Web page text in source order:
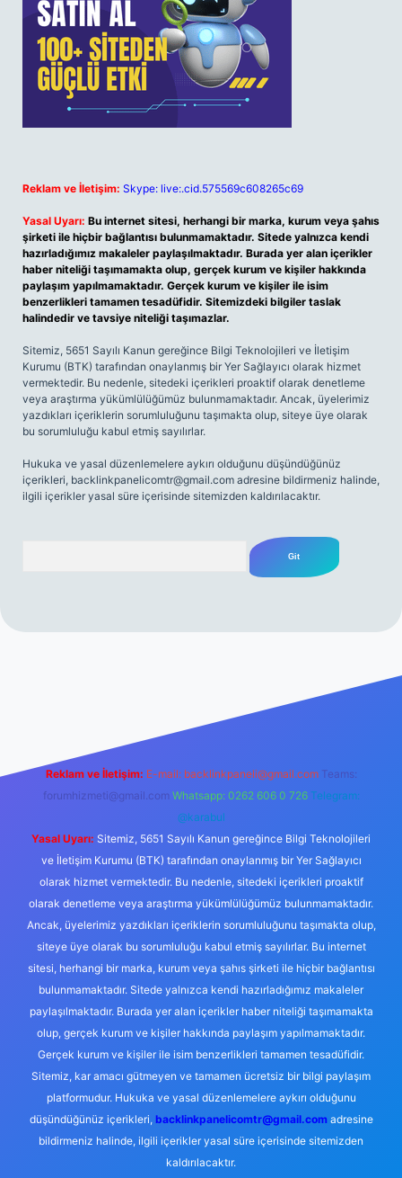
Reklam ve İletişim: Skype: live:.cid.575569c608265c69
Yasal Uyarı: Bu internet sitesi, herhangi bir marka, kurum veya şahıs
şirketi ile hiçbir bağlantısı bulunmamaktadır. Sitede yalnızca kendi
hazırladığımız makaleler paylaşılmaktadır. Burada yer alan içerikler
haber niteliği taşımamakta olup, gerçek kurum ve kişiler hakkında
paylaşım yapılmamaktadır. Gerçek kurum ve kişiler ile isim
benzerlikleri tamamen tesadüfidir. Sitemizdeki bilgiler taslak
halindedir ve tavsiye niteliği taşımazlar.
Sitemiz, 5651 Sayılı Kanun gereğince Bilgi Teknolojileri ve İletişim
Kurumu (BTK) tarafından onaylanmış bir Yer Sağlayıcı olarak hizmet
vermektedir. Bu nedenle, sitedeki içerikleri proaktif olarak denetleme
veya araştırma yükümlülüğümüz bulunmamaktadır. Ancak, üyelerimiz
yazdıkları içeriklerin sorumluluğunu taşımakta olup, siteye üye olarak
bu sorumluluğu kabul etmiş sayılırlar.
Hukuka ve yasal düzenlemelere aykırı olduğunu düşündüğünüz
içerikleri, backlinkpanelicomtr@gmail.com adresine bildirmeniz halinde,
ilgili içerikler yasal süre içerisinde sitemizden kaldırılacaktır.
Reklam ve İletişim: E-mail: backlinkpaneli@gmail.com Teams:
forumhizmeti@gmail.com Whatsapp: 0262 606 0 726 Telegram:
@karabul
Yasal Uyarı: Sitemiz, 5651 Sayılı Kanun gereğince Bilgi Teknolojileri
ve İletişim Kurumu (BTK) tarafından onaylanmış bir Yer Sağlayıcı
olarak hizmet vermektedir. Bu nedenle, sitedeki içerikleri proaktif
olarak denetleme veya araştırma yükümlülüğümüz bulunmamaktadır.
Ancak, üyelerimiz yazdıkları içeriklerin sorumluluğunu taşımakta olup,
siteye üye olarak bu sorumluluğu kabul etmiş sayılırlar. Bu internet
sitesi, herhangi bir marka, kurum veya şahıs şirketi ile hiçbir bağlantısı
bulunmamaktadır. Sitede yalnızca kendi hazırladığımız makaleler
paylaşılmaktadır. Burada yer alan içerikler haber niteliği taşımamakta
olup, gerçek kurum ve kişiler hakkında paylaşım yapılmamaktadır.
Gerçek kurum ve kişiler ile isim benzerlikleri tamamen tesadüfidir.
Sitemiz, kar amacı gütmeyen ve tamamen ücretsiz bir bilgi paylaşım
platformudur. Hukuka ve yasal düzenlemelere aykırı olduğunu
düşündüğünüz içerikleri, backlinkpanelicomtr@gmail.comadresine
bildirmeniz halinde, ilgili içerikler yasal süre içerisinde sitemizden
kaldırılacaktır.